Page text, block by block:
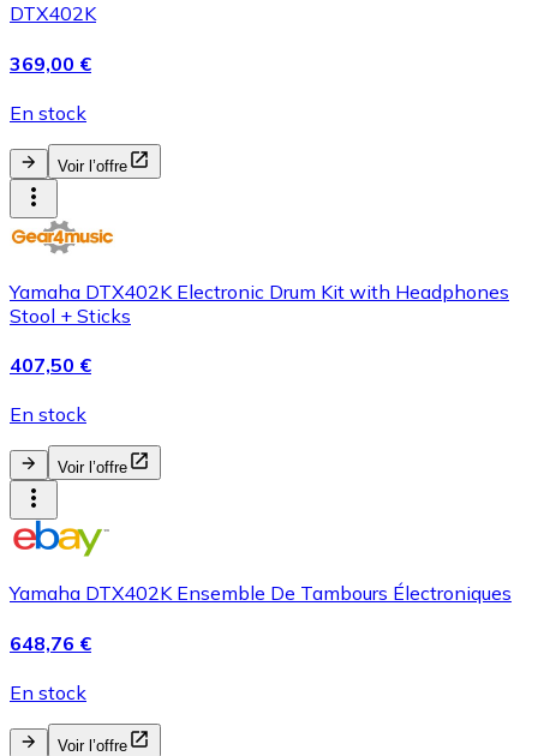
DTX402K
369,00 €
En stock
Voir l’offre
Yamaha DTX402K Electronic Drum Kit with Headphones
Stool + Sticks
407,50 €
En stock
Voir l’offre
Yamaha DTX402K Ensemble De Tambours Électroniques
648,76 €
En stock
Voir l’offre